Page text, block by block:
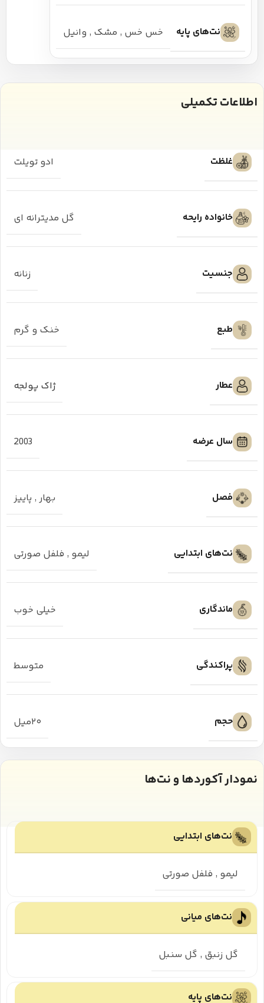
نت‌های پایه خس خس , مشک , وانیل
اطلاعات تکمیلی
غلظت ادو تویلت
خانواده رایحه گل مدیترانه ای
جنسیت زنانه
طبع خنک و گرم
عطار ژاک پولجه
سال عرضه 2003
فصل بهار , پاییز
نت‌های ابتدایی لیمو , فلفل صورتی
ماندگاری خیلی خوب
پراکندگی متوسط
حجم ۲۰میل
نمودار آکوردها و نت‌ها
نت‌های ابتدایی
لیمو , فلفل صورتی
نت‌های میانی
گل زنبق , گل سنبل
نت‌های پایه